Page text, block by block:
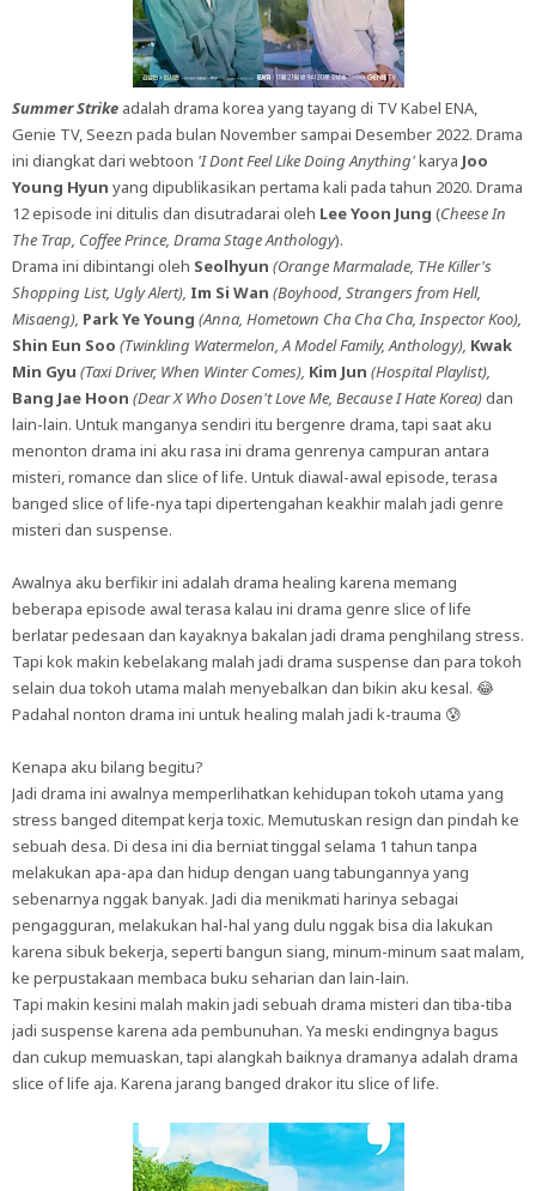
Summer Strike adalah drama korea yang tayang di TV Kabel ENA,
Genie TV, Seezn pada bulan November sampai Desember 2022. Drama
ini diangkat dari webtoon 'I Dont Feel Like Doing Anything'karya Joo
Young Hyun yang dipublikasikan pertama kali pada tahun 2020. Drama
12 episode ini ditulis dan disutradarai oleh Lee Yoon Jung (Cheese In
The Trap, Coffee Prince, Drama Stage Anthology).
Drama ini dibintangi oleh Seolhyun (Orange Marmalade, THe Killer's
Shopping List, Ugly Alert), Im Si Wan (Boyhood, Strangers from Hell,
Misaeng), Park Ye Young (Anna, Hometown Cha Cha Cha, Inspector Koo),
Shin Eun Soo (Twinkling Watermelon, A Model Family, Anthology), Kwak
Min Gyu (Taxi Driver, When Winter Comes), Kim Jun (Hospital Playlist),
Bang Jae Hoon (Dear X Who Dosen't Love Me, Because I Hate Korea)dan
lain-lain. Untuk manganya sendiri itu bergenre drama, tapi saat aku
menonton drama ini aku rasa ini drama genrenya campuran antara
misteri, romance dan slice of life. Untuk diawal-awal episode, terasa
banged slice of life-nya tapi dipertengahan keakhir malah jadi genre
misteri dan suspense.
Awalnya aku berfikir ini adalah drama healing karena memang
beberapa episode awal terasa kalau ini drama genre slice of life
berlatar pedesaan dan kayaknya bakalan jadi drama penghilang stress.
Tapi kok makin kebelakang malah jadi drama suspense dan para tokoh
selain dua tokoh utama malah menyebalkan dan bikin aku kesal. 😂
Padahal nonton drama ini untuk healing malah jadi k-trauma 😰
Kenapa aku bilang begitu?
Jadi drama ini awalnya memperlihatkan kehidupan tokoh utama yang
stress banged ditempat kerja toxic. Memutuskan resign dan pindah ke
sebuah desa. Di desa ini dia berniat tinggal selama 1 tahun tanpa
melakukan apa-apa dan hidup dengan uang tabungannya yang
sebenarnya nggak banyak. Jadi dia menikmati harinya sebagai
pengagguran, melakukan hal-hal yang dulu nggak bisa dia lakukan
karena sibuk bekerja, seperti bangun siang, minum-minum saat malam,
ke perpustakaan membaca buku seharian dan lain-lain.
Tapi makin kesini malah makin jadi sebuah drama misteri dan tiba-tiba
jadi suspense karena ada pembunuhan. Ya meski endingnya bagus
dan cukup memuaskan, tapi alangkah baiknya dramanya adalah drama
slice of life aja. Karena jarang banged drakor itu slice of life.